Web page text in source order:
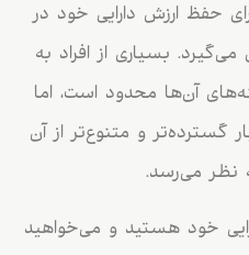
حفظ ارزش دارایی خود در
بسیاری از افراد به
آن‌ها محدود است، اما
گسترده‌تر و متنوع‌تر از آن
نظر می‌رسد.
خود هستید و می‌خواهید